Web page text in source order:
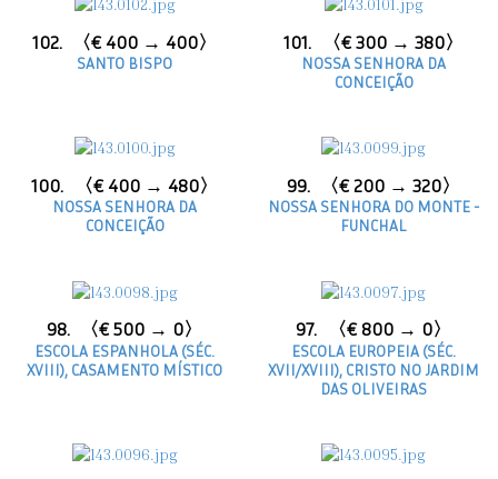
102. 〈€ 400 → 400〉
SANTO BISPO
101. 〈€ 300 → 380〉
NOSSA SENHORA DA
CONCEIÇÃO
100. 〈€ 400 → 480〉
NOSSA SENHORA DA
CONCEIÇÃO
99. 〈€ 200 → 320〉
NOSSA SENHORA DO MONTE -
FUNCHAL
98. 〈€ 500 → 0〉
ESCOLA ESPANHOLA (SÉC.
XVIII), CASAMENTO MÍSTICO
97. 〈€ 800 → 0〉
ESCOLA EUROPEIA (SÉC.
XVII/XVIII), CRISTO NO JARDIM
DAS OLIVEIRAS